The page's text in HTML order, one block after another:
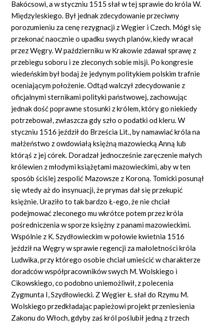
Bakócsowi, a w styczniu 1515 słał w tej sprawie do króla W.
Międzyleskiego. Był jednak zdecydowanie przeciwny
porozumieniu za cenę rezygnacji z Węgier i Czech. Mógł się
przekonać naocznie o upadku swych planów, kiedy wracał
przez Węgry. W październiku w Krakowie zdawał sprawę z
przebiegu soboru i ze zleconych sobie misji. Po kongresie
wiedeńskim był bodaj że jedynym politykiem polskim trafnie
oceniającym położenie. Odtąd walczył zdecydowanie z
oficjalnymi sternikami polityki państwowej, zachowując
jednak dość poprawne stosunki z królem, który go niekiedy
potrzebował, zwłaszcza gdy szło o podatki od kleru. W
styczniu 1516 jeździł do Brześcia Lit., by namawiać króla na
małżeństwo z owdowiałą księżną mazowiecką Anną lub
którąś z jej córek. Doradzał jednocześnie zaręczenie małych
królewien z młodymi książętami mazowieckimi, aby w ten
sposób ściślej zespolić Mazowsze z Koroną. Tomicki posunął
się wtedy aż do insynuacji, że prymas dał się przekupić
księżnie. Uraziło to tak bardzo Ł-ego, że nie chciał
podejmować zleconego mu wkrótce potem przez króla
pośredniczenia w sporze księżny z panami mazowieckimi.
Wspólnie z K. Szydłowieckim w połowie kwietnia 1516
jeździł na Węgry w sprawie regencji za małoletności króla
Ludwika, przy którego osobie chciał umieścić w charakterze
doradców współpracowników swych M. Wolskiego i
Cikowskiego, co podobno uniemożliwił, z polecenia
Zygmunta I, Szydłowiecki. Z Węgier Ł. słał do Rzymu M.
Wolskiego przedkładając papieżowi projekt przeniesienia
Zakonu do Włoch, gdyby zaś król poślubił jedną z trzech